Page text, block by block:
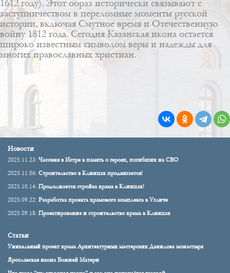
1612 году). Этот образ исторически связывают с
заступничеством в переломные моменты русской
истории, включая Смутное время и Отечественную
войну 1812 года. Сегодня Казанская икона остается
широко известным символом веры и надежды для
многих православных христиан.
Новости
2025.11.23: Часовня в Истре в память о героях, погибших на СВО
2025.11.06: Строительство в Клинцах продвигается!
2025.10.14: Продолжается стройка храма в Клинцах!
2025.09.22: Разработка проекта храмового комплекса в Угличе
2025.09.18: Проектирование и строительство храма в Клинцах
Статьи
Уникальный проект храма Архитектурных мастерских Данилова монастыря
Ярославская икона Божией Матери